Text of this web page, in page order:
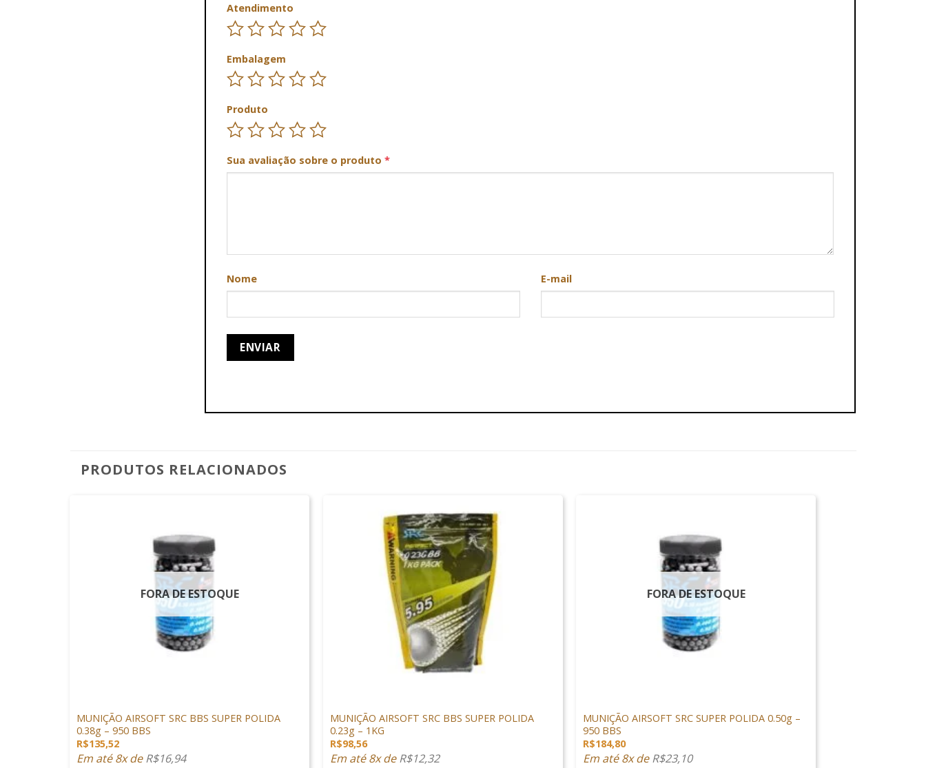
Atendimento
Embalagem
Produto
Sua avaliação sobre o produto *
Nome E-mail
PRODUTOS RELACIONADOS
FORA DE ESTOQUE
MUNIÇÃO AIRSOFT SRC BBS SUPER POLIDA
0.38g – 950 BBS
R$135,52
Em até 8x deR$16,94
MUNIÇÃO AIRSOFT SRC BBS SUPER POLIDA
0.23g – 1KG
R$98,56
Em até 8x deR$12,32
FORA DE ESTOQUE
MUNIÇÃO AIRSOFT SRC SUPER POLIDA 0.50g –
950 BBS
R$184,80
Em até 8x deR$23,10